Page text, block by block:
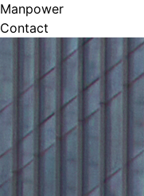
Manpower
Contact